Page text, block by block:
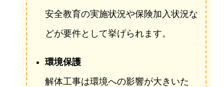
安全教育の実施状況や保険加入状況な
どが要件として挙げられます。
環境保護
解体工事は環境への影響が大きいた